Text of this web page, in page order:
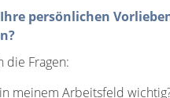
persönlichen
die Fragen:
meinem Arbeitsfeld